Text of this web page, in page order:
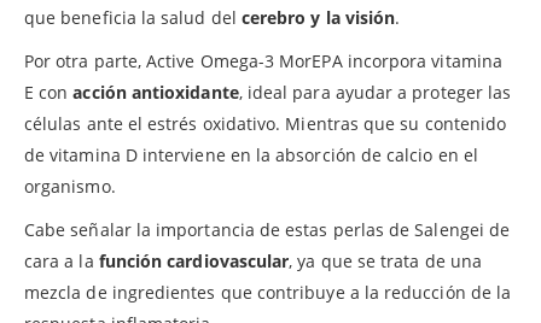
que beneficia la salud del cerebro y la visión.
Por otra parte, Active Omega-3 MorEPA incorpora vitamina
E conacción antioxidante, ideal para ayudar a proteger las
células ante el estrés oxidativo. Mientras que su contenido
de vitamina D interviene en la absorción de calcio en el
organismo.
Cabe señalar la importancia de estas perlas de Salengei de
cara a la función cardiovascular, ya que se trata de una
mezcla de ingredientes que contribuye a la reducción de la